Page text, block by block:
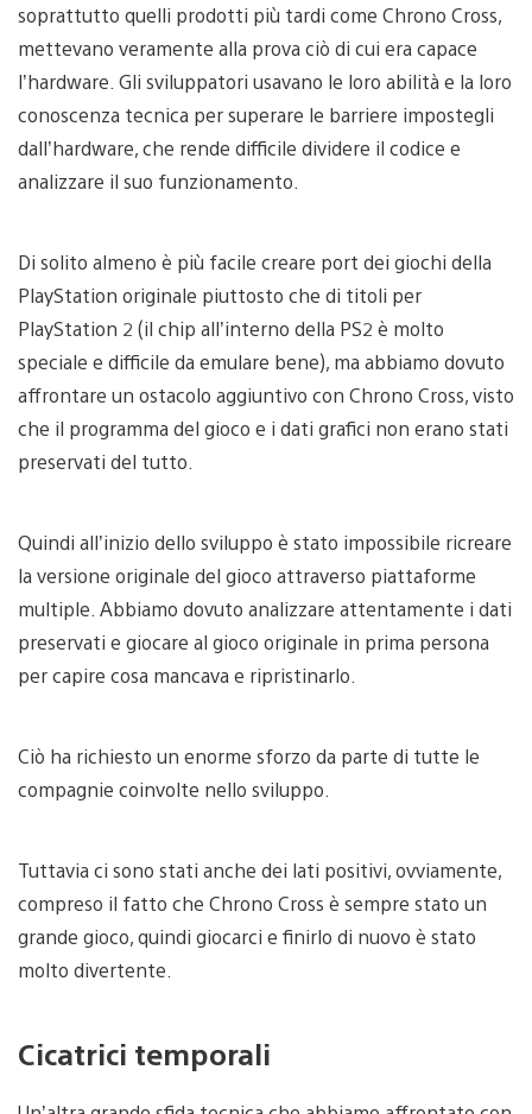
soprattutto quelli prodotti più tardi come Chrono Cross,
mettevano veramente alla prova ciò di cui era capace
l’hardware. Gli sviluppatori usavano le loro abilità e la loro
conoscenza tecnica per superare le barriere impostegli
dall’hardware, che rende difficile dividere il codice e
analizzare il suo funzionamento.
Di solito almeno è più facile creare port dei giochi della
PlayStation originale piuttosto che di titoli per
PlayStation 2 (il chip all’interno della PS2 è molto
speciale e difficile da emulare bene), ma abbiamo dovuto
affrontare un ostacolo aggiuntivo con Chrono Cross, visto
che il programma del gioco e i dati grafici non erano stati
preservati del tutto.
Quindi all’inizio dello sviluppo è stato impossibile ricreare
la versione originale del gioco attraverso piattaforme
multiple. Abbiamo dovuto analizzare attentamente i dati
preservati e giocare al gioco originale in prima persona
per capire cosa mancava e ripristinarlo.
Ciò ha richiesto un enorme sforzo da parte di tutte le
compagnie coinvolte nello sviluppo.
Tuttavia ci sono stati anche dei lati positivi, ovviamente,
compreso il fatto che Chrono Cross è sempre stato un
grande gioco, quindi giocarci e finirlo di nuovo è stato
molto divertente.
Cicatrici temporali